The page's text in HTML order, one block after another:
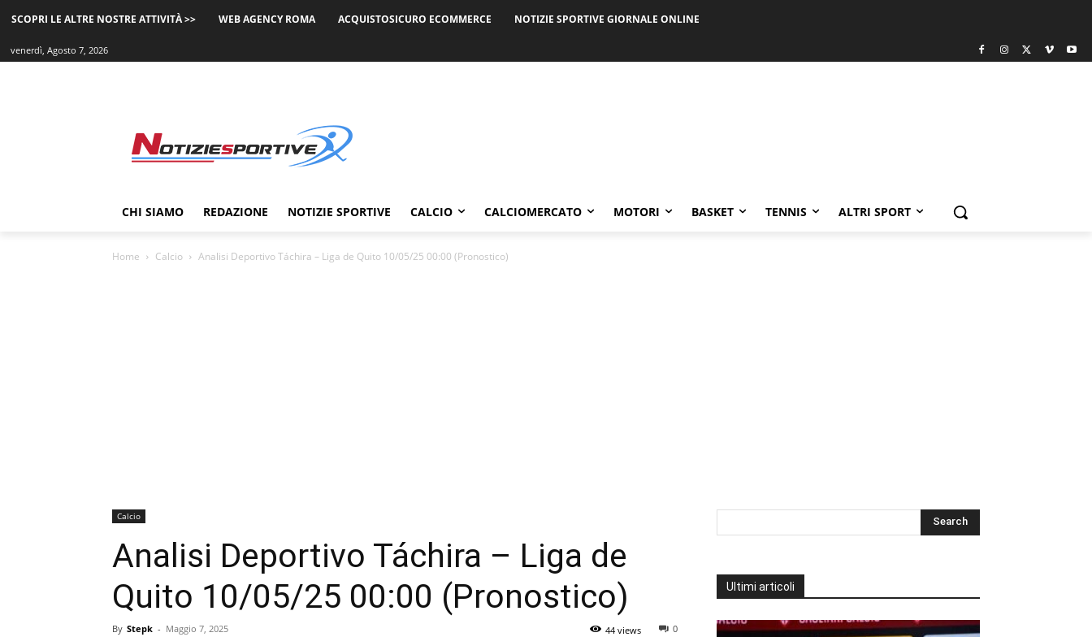
SCOPRI LE ALTRE NOSTRE ATTIVITÀ >> WEB AGENCY ROMA ACQUISTOSICURO ECOMMERCE NOTIZIE SPORTIVE GIORNALE ONLINE
venerdì, Agosto 7, 2026
CHI SIAMO REDAZIONE NOTIZIE SPORTIVE CALCIO CALCIOMERCATO MOTORI BASKET TENNIS ALTRI SPORT
Home Calcio Analisi Deportivo Táchira – Liga de Quito 10/05/25 00:00 (Pronostico)
Calcio
Analisi Deportivo Táchira – Liga de
Quito 10/05/25 00:00 (Pronostico)
By Stepk - Maggio 7, 2025 0
44 views
Ultimi articoli